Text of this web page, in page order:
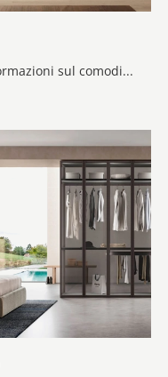
Clicca e ottieni informazioni sul comodino Gruppo 45°: Comodini e mobili con cassetti di Maronese sono ideali per spazi moderni.